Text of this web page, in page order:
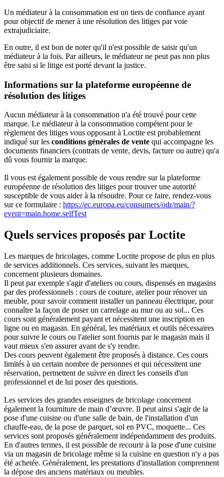
Un médiateur à la consommation est un tiers de confiance ayant
pour objectif de mener à une résolution des litiges par voie
extrajudiciaire.
En outre, il est bon de noter qu'il n'est possible de saisir qu'un
médiateur à la fois. Par ailleurs, le médiateur ne peut pas non plus
être saisi si le litige est porté devant la justice.
Informations sur la plateforme européenne de
résolution des litiges
Aucun médiateur à la consommation n'a été trouvé pour cette
marque. Le médiateur à la consommation compétent pour le
règlement des litiges vous opposant à Loctite est probablement
indiqué sur les conditions générales de vente qui accompagne les
documents financiers (contrats de vente, devis, facture ou autre) qu'a
dû vous fournir la marque.
Il vous est également possible de vous rendre sur la plateforme
européenne de résolution des litiges pour trouver une autorité
susceptible de vous aider à la résoudre. Pour ce faire, rendez-vous
sur ce formulaire : https://ec.europa.eu/consumers/odr/main/?
event=main.home.selfTest
Quels services proposés par Loctite
Les marques de bricolages, comme Loctite propose de plus en plus
de services additionnels. Ces services, suivant les marques,
concernent plusieurs domaines.
Il peut par exemple s'agir d'ateliers ou cours, dispensés en magasins
par des professionnels : cours de couture, atelier pour rénover un
meuble, pour savoir comment installer un panneau électrique, pour
connaître la façon de poser un carrelage au mur ou au sol... Ces
cours sont généralement payant et nécessitent une inscription en
ligne ou en magasin. En général, les matériaux et outils nécessaires
pour suivre le cours ou l'atelier sont fournis par le magasin mais il
vaut mieux s'en assurer avant de s'y rendre.
Des cours peuvent également être proposés à distance. Ces cours
limités à un certain nombre de personnes et qui nécessitent une
réservation, permettent de suivre en direct les conseils d'un
professionnel et de lui poser des questions.
Les services des grandes enseignes de bricolage concernent
également la fourniture de main d’œuvre. Il peut ainsi s'agir de la
pose d'une cuisine ou d'une salle de bain, de l'installation d'un
chauffe-eau, de la pose de parquet, sol en PVC, moquette... Ces
services sont proposés généralement indépendamment des produits.
En d'autres termes, il est possible de recourir à la pose d'une cuisine
via un magasin de bricolage même si la cuisine en question n'y a pas
été achetée. Généralement, les prestations d'installation comprennent
la dépose des anciens matériaux ou meubles.